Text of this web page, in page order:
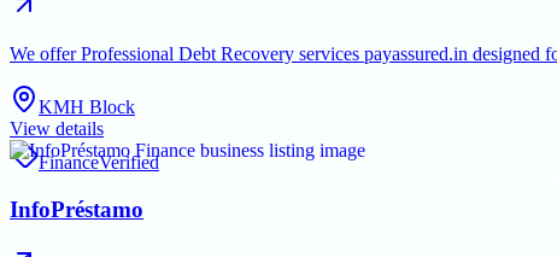
We offer Professional Debt Recovery services payassured.in
KMH Block
View details
FinanceVerified
InfoPréstamo